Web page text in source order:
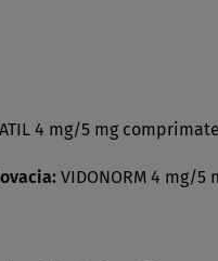
4 mg/5 mg comprimate
VIDONORM 4 mg/5